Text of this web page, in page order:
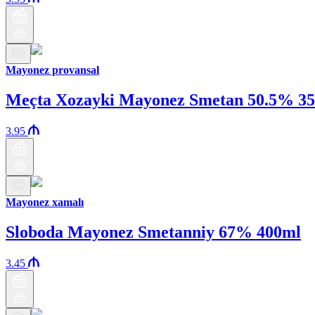
Mayonez provansal
Meçta Xozayki Mayonez Smetan 50.5%
3.95
Mayonez xamalı
Sloboda Mayonez Smetanniy 67% 400ml
3.45